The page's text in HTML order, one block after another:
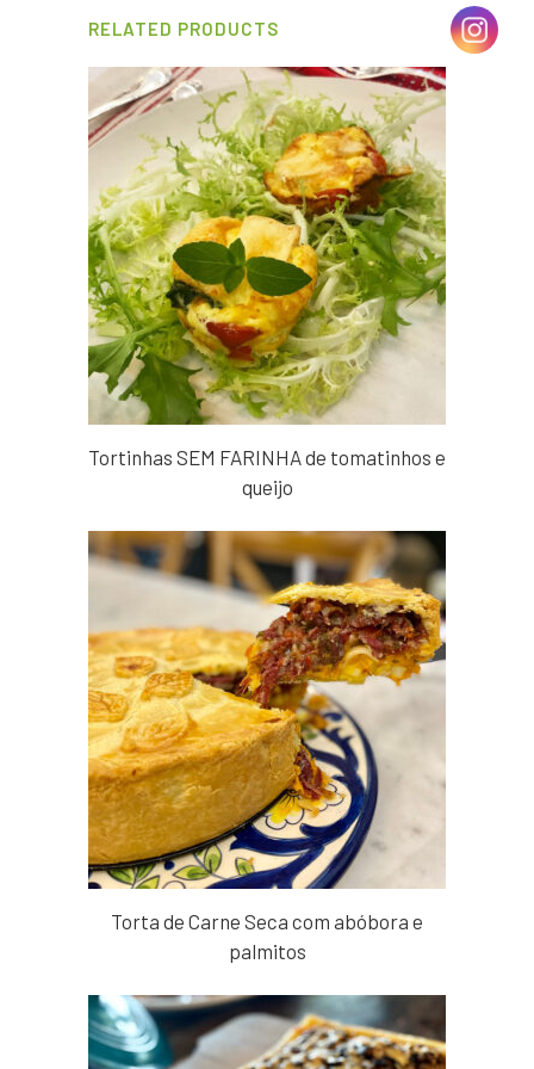
RELATED PRODUCTS
Tortinhas SEM FARINHA de tomatinhos e
queijo
Torta de Carne Seca com abóbora e
palmitos